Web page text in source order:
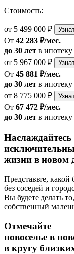
Стоимость:
от 5 499 000 ₽
От 42 283 ₽/мес.
до 30 лет в ипотеку
от 5 967 000 ₽
От 45 881 ₽/мес.
до 30 лет в ипотеку
от 8 775 000 ₽
От 67 472 ₽/мес.
до 30 лет в ипотеку
Наслаждайтесь
жизни в новом
Представьте,
без соседей и
Вы будете делать
собственный
Отмечайте
новоселье в
в кругу